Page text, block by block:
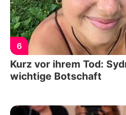
6
Kurz vor ihrem Tod:
wichtige Botschaft